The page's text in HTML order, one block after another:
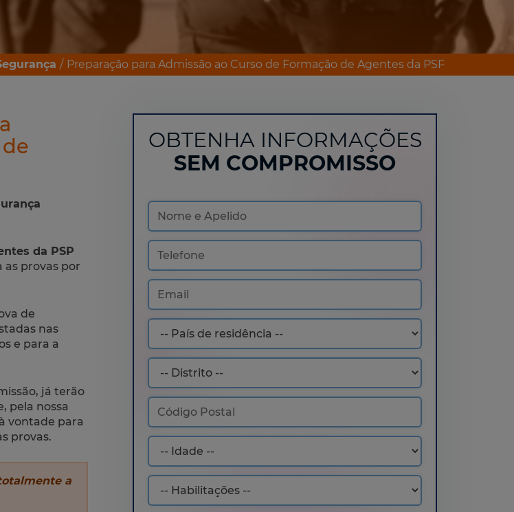
Preparação para Admissão ao Curso de Formação de Agentes da PSP
da PSP
provas por
de
nas
e para a
já terão
pela nossa
vontade para
provas.
a
OBTENHA INFORMAÇÕES
SEM COMPROMISSO